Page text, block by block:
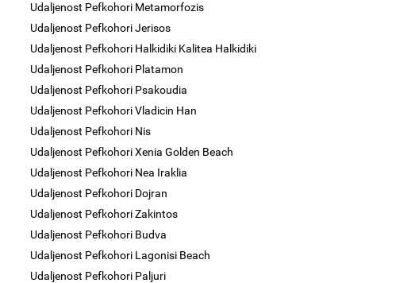
Udaljenost Pefkohori Metamorfozis
Udaljenost Pefkohori Jerisos
Udaljenost Pefkohori Halkidiki Kalitea Halkidiki
Udaljenost Pefkohori Platamon
Udaljenost Pefkohori Psakoudia
Udaljenost Pefkohori Vladicin Han
Udaljenost Pefkohori Nis
Udaljenost Pefkohori Xenia Golden Beach
Udaljenost Pefkohori Nea Iraklia
Udaljenost Pefkohori Dojran
Udaljenost Pefkohori Zakintos
Udaljenost Pefkohori Budva
Udaljenost Pefkohori Lagonisi Beach
Udaljenost Pefkohori Paljuri